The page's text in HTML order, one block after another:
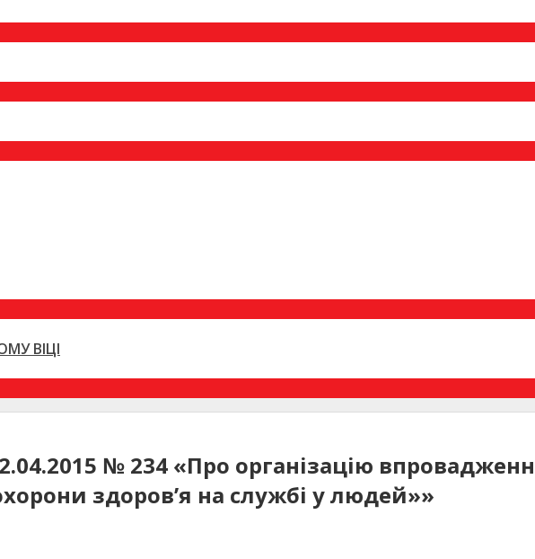
ВІЦІ
№ 234 «Про організацію
здоров’я на службі у людей»»